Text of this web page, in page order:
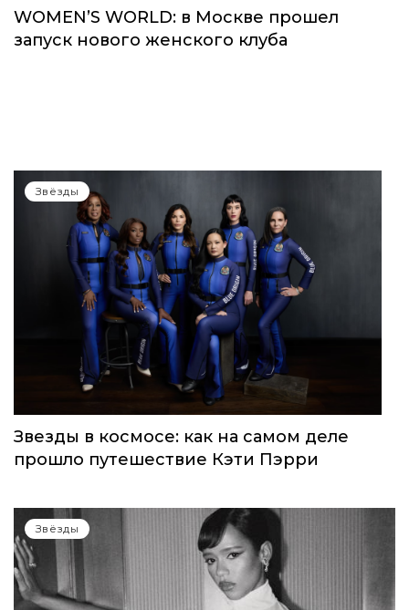
WOMEN’S WORLD: в Москве прошел
запуск нового женского клуба
Звёзды
Звезды в космосе: как на самом деле
прошло путешествие Кэти Пэрри
Звёзды